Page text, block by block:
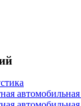
автомобильная